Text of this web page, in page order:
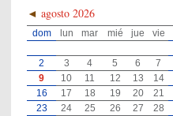
◄ agosto 2026
dom lun mar mié jue vie
2
3 4 5 6 7
9
10 11 12 13 14
16
17 18 19 20 21
23
24 25 26 27 28